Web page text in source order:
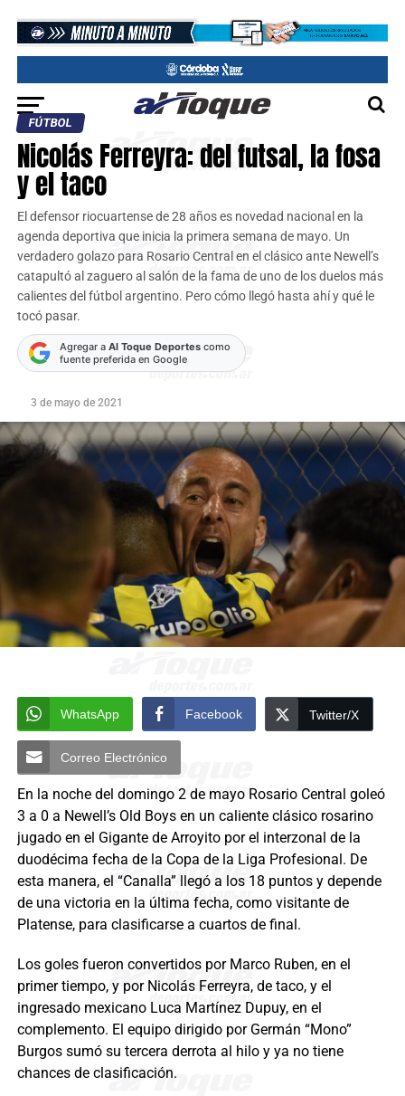
FÚTBOL
Nicolás Ferreyra: del futsal, la fosa
y el taco
El defensor riocuartense de 28 años es novedad nacional en la
agenda deportiva que inicia la primera semana de mayo. Un
verdadero golazo para Rosario Central en el clásico ante Newell’s
catapultó al zaguero al salón de la fama de uno de los duelos más
calientes del fútbol argentino. Pero cómo llegó hasta ahí y qué le
tocó pasar.
Agregar a Al Toque Deportescomo
fuente preferida en Google
3 de mayo de 2021
WhatsApp Facebook Twitter/X
Correo Electrónico
En la noche del domingo 2 de mayo Rosario Central goleó
3 a 0 a Newell’s Old Boys en un caliente clásico rosarino
jugado en el Gigante de Arroyito por el interzonal de la
duodécima fecha de la Copa de la Liga Profesional. De
esta manera, el “Canalla” llegó a los 18 puntos y depende
de una victoria en la última fecha, como visitante de
Platense, para clasificarse a cuartos de final.
Los goles fueron convertidos por Marco Ruben, en el
primer tiempo, y por Nicolás Ferreyra, de taco, y el
ingresado mexicano Luca Martínez Dupuy, en el
complemento. El equipo dirigido por Germán “Mono”
Burgos sumó su tercera derrota al hilo y ya no tiene
chances de clasificación.